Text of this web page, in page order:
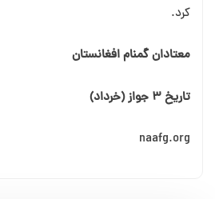
کرد.
معتادان گمنام افغانستان
تاریخ ۳ جواز (خرداد)
naafg.org